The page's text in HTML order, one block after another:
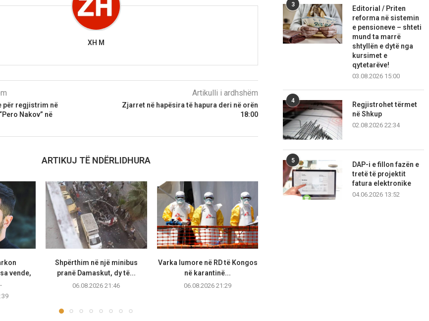
XH M
për regjistrim në
Nakov” në
Artikulli i ardhshëm
Zjarret në hapësira të hapura deri në orën
18:00
ARTIKUJ TË NDËRLIDHURA
vende,
Shpërthim në një minibus
pranë Damaskut, dy të...
06.08.2026 21:46
Varka lumore në RD të Kongos
në karantinë...
06.08.2026 21:29
3
Editorial / Priten
reforma në sistemin
e pensioneve – shteti
mund ta marrë
shtyllën e dytë nga
kursimet e
qytetarëve!
03.08.2026 15:00
4
Regjistrohet tërmet
në Shkup
02.08.2026 22:34
5
DAP-i e fillon fazën e
tretë të projektit
fatura elektronike
04.06.2026 13:52